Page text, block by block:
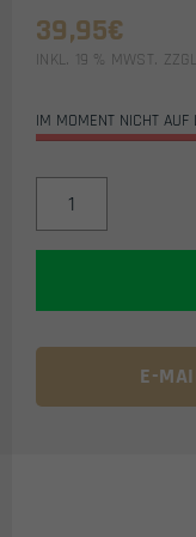
39,95€
INKL. 19 % MWST.
IM MOMENT NICHT AUF
STOP
TARNFARBE
E-